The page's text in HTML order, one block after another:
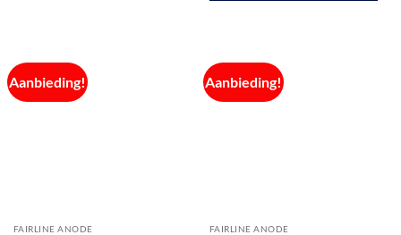
Aanbieding!
FAIRLINE ANODE
Aanbieding!
FAIRLINE ANODE